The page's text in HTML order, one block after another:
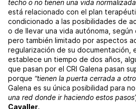
techo o no tienen una vida
está relacionado con el plan
condicionado a las posibilidades de
o de llevar una vida autónoma, según
pero también limitado por aspectos
regularización de su documentación,
establece un tiempo de dos años,
que pasan por el CRI Galena pasan
porque “tienen la puerta cerrada a
Galena es su única posibilidad para
una red donde ir haciendo estos
Cavaller.